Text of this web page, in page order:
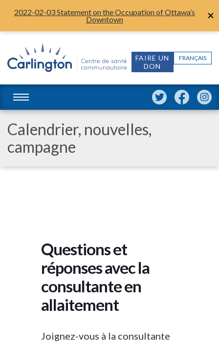
2022-02-03 Statement on the Occupation of Ottawa’s
Downtown
FRANÇAIS
FAIRE UN
DON
Calendrier, nouvelles,
campagne
Questions et
réponses avec la
consultante en
allaitement
Joignez-vous à la consultante